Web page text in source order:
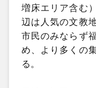
増床エリア含む
辺は人気の文教
市民のみならず
め、より多くの
る。